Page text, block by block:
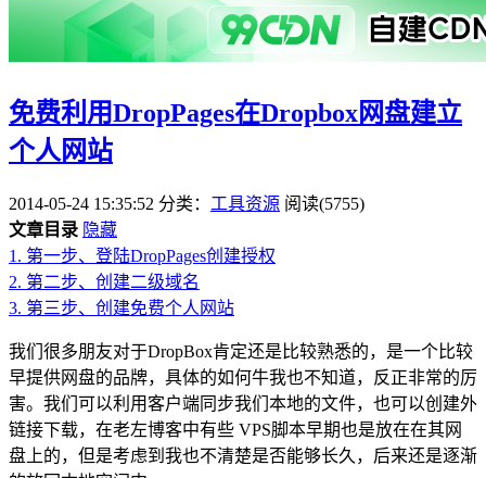
免费利用DropPages在Dropbox网盘建立
个人网站
2014-05-24 15:35:52 分类： 工具资源 阅读(5755)
文章目录 隐藏
1. 第一步、登陆DropPages创建授权
2. 第二步、创建二级域名
3. 第三步、创建免费个人网站
我们很多朋友对于DropBox肯定还是比较熟悉的，是一个比较
早提供网盘的品牌，具体的如何牛我也不知道，反正非常的厉
害。我们可以利用客户端同步我们本地的文件，也可以创建外
链接下载，在老左博客中有些 VPS脚本早期也是放在在其网
盘上的，但是考虑到我也不清楚是否能够长久，后来还是逐渐